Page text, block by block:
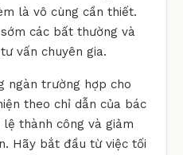
là vô cùng cần thiết.
các bất thường và
vấn chuyên gia.
ngàn trường hợp cho
theo chỉ dẫn của bác
thành công và giảm
Hãy bắt đầu từ việc tối